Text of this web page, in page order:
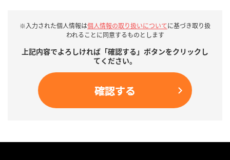
※入力された個人情報は個人情報の取り扱いについてに基づき取り扱
われることに同意するものとします
上記内容でよろしければ「確認する」ボタンをクリックし
てください。